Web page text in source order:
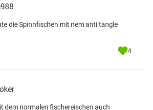
die Spinnfischen mit nem anti tangle
4
dem normalen fischereischen auch